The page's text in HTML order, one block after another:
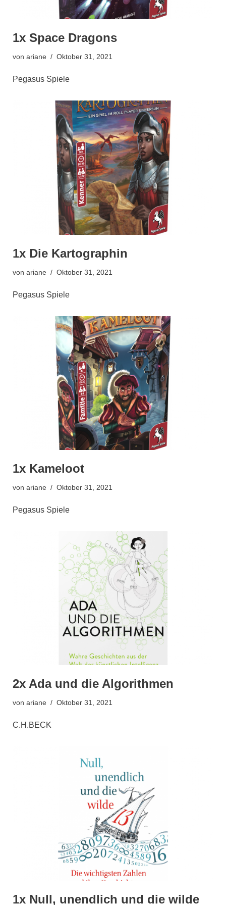
1x Space Dragons
von ariane Oktober 31, 2021
Pegasus Spiele
1x Die Kartographin
von ariane Oktober 31, 2021
Pegasus Spiele
1x Kameloot
von ariane Oktober 31, 2021
Pegasus Spiele
2x Ada und die Algorithmen
von ariane Oktober 31, 2021
C.H.BECK
1x Null, unendlich und die wilde